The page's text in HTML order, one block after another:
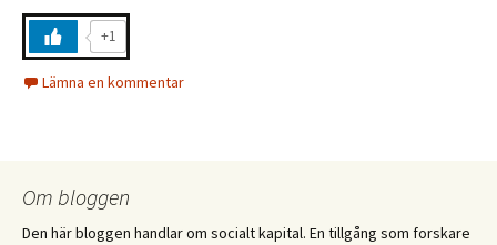
+1
Lämna en kommentar
Om bloggen
Den här bloggen handlar om socialt kapital. En tillgång som forskare